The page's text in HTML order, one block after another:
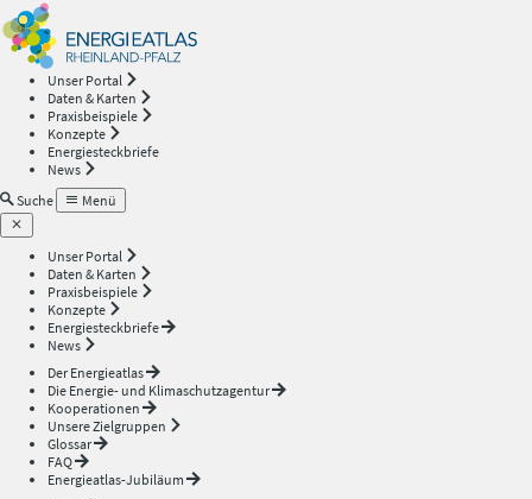
Unser Portal
Daten & Karten
Praxisbeispiele
Konzepte
Energiesteckbriefe
News
Suche
Menü
Unser Portal
Daten & Karten
Praxisbeispiele
Konzepte
Energiesteckbriefe
News
Der Energieatlas
Die Energie- und Klimaschutzagentur
Kooperationen
Unsere Zielgruppen
Glossar
FAQ
Energieatlas-Jubiläum